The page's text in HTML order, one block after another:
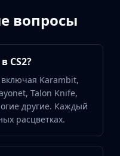
вопросы
CS2?
Karambit,
Talon Knife,
другие. Каждый
расцветках.